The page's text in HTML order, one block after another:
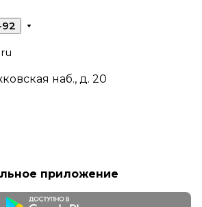
наб., д. 20
приложение